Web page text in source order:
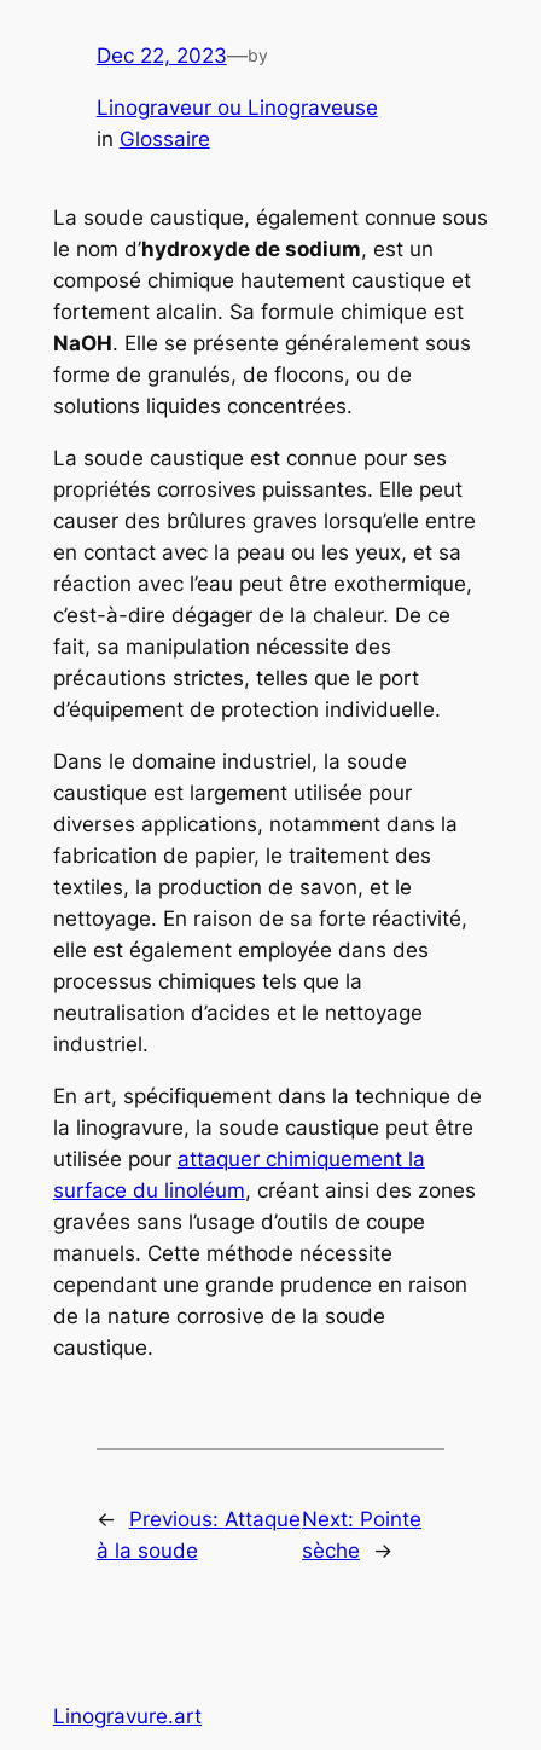
Dec 22, 2023—by
Linograveur ou Linograveuse
in Glossaire
La soude caustique, également connue sous
le nom d’hydroxyde de sodium, est un
composé chimique hautement caustique et
fortement alcalin. Sa formule chimique est
NaOH. Elle se présente généralement sous
forme de granulés, de flocons, ou de
solutions liquides concentrées.
La soude caustique est connue pour ses
propriétés corrosives puissantes. Elle peut
causer des brûlures graves lorsqu’elle entre
en contact avec la peau ou les yeux, et sa
réaction avec l’eau peut être exothermique,
c’est-à-dire dégager de la chaleur. De ce
fait, sa manipulation nécessite des
précautions strictes, telles que le port
d’équipement de protection individuelle.
Dans le domaine industriel, la soude
caustique est largement utilisée pour
diverses applications, notamment dans la
fabrication de papier, le traitement des
textiles, la production de savon, et le
nettoyage. En raison de sa forte réactivité,
elle est également employée dans des
processus chimiques tels que la
neutralisation d’acides et le nettoyage
industriel.
En art, spécifiquement dans la technique de
la linogravure, la soude caustique peut être
utilisée pour attaquer chimiquement la
surface du linoléum, créant ainsi des zones
gravées sans l’usage d’outils de coupe
manuels. Cette méthode nécessite
cependant une grande prudence en raison
de la nature corrosive de la soude
caustique.
← Previous: Attaque
à la soude
Next: Pointe
sèche
→
Linogravure.art